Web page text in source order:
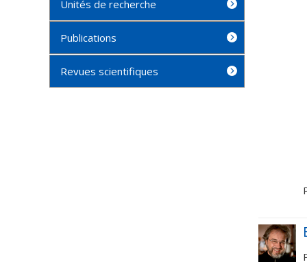
Unités de recherche
Publications
Revues scientifiques